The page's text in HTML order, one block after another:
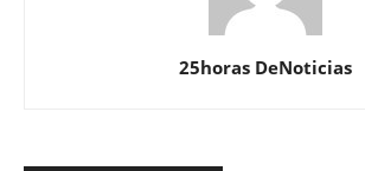
25horas DeNoticias